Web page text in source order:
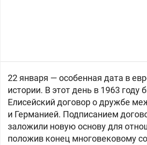
22 января — особенная дата в
истории. В этот день в 1963 году
Елисейский договор о дружбе
и Германией. Подписанием
заложили новую основу для
положив конец многовековому